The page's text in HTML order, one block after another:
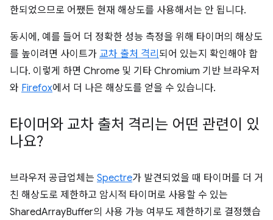
한되었으므로 어쨌든 현재 해상도를 사용해서는 안 됩니다.
동시에, 예를 들어 더 정확한 성능 측정을 위해 타이머의 해상도
를 높이려면 사이트가 교차 출처 격리 되어 있는지 확인해야 합
니다. 이렇게 하면 Chrome 및 기타 Chromium 기반 브라우저
와 Firefox에서 더 나은 해상도를 얻을 수 있습니다.
타이머와 교차 출처 격리는 어떤 관련이 있
나요?
브라우저 공급업체는 Spectre가 발견되었을 때 타이머를 더 거
친 해상도로 제한하고 암시적 타이머로 사용할 수 있는
SharedArrayBuffer의 사용 가능 여부도 제한하기로 결정했습